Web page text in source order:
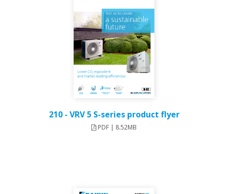
210 - VRV 5 S-series product flyer
PDF | 8.52MB